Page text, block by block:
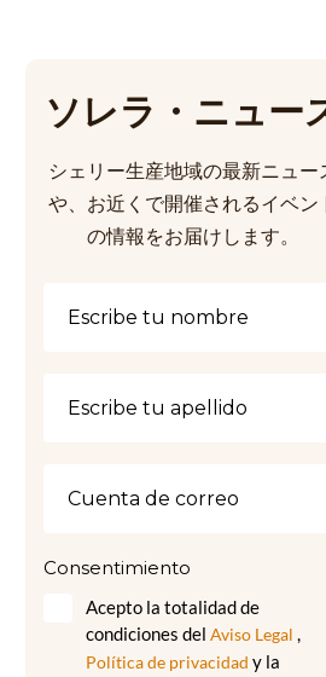
ソレラ・ニュー
シェリー生産地域の最新ニュー
や、お近くで開催されるイベン
の情報をお届けします。
Consentimiento
Acepto la totalidad de
condiciones delAviso Legal ,
Política de privacidad y la